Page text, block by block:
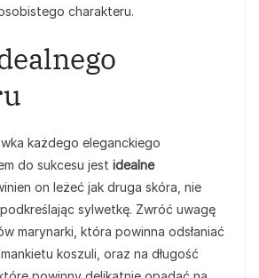
charakteru.
każdego eleganckiego
do sukcesu jest idealne
on leżeć jak druga skóra, nie
sylwetkę. Zwróć uwagę
marynarki, która powinna odsłaniać
koszuli, oraz na długość